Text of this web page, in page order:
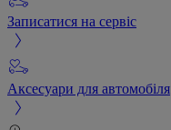
Записатися на сервіс
Аксесуари для автомобіля